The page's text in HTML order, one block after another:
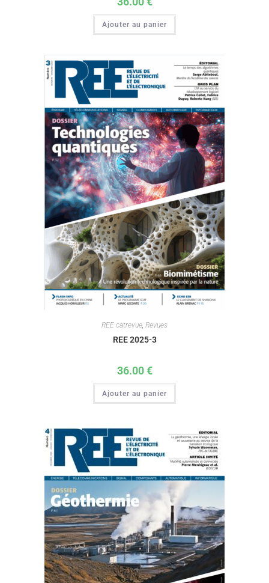
Ajouter au panier
REE catrevue Revues
REE 2025-3
36.00€
Ajouter au panier